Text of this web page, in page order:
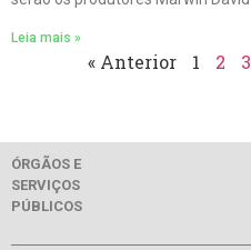
Leia mais »
« Anterior 1 2 3
ÓRGÃOS E
SERVIÇOS
PÚBLICOS